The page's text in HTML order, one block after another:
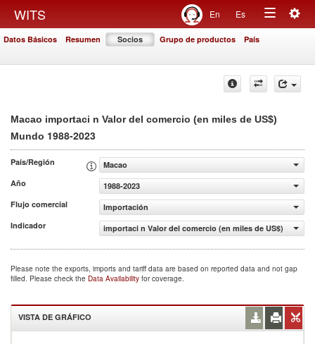
WITS En Es
Toggle
Datos Básicos Resumen Socios Grupo de productos País
Macao importaci n Valor del comercio (en miles de US$)
Mundo 1988-2023
País/Región
Macao
Año
1988-2023
Flujo comercial
Importación
Indicador
importaci n Valor del comercio (en miles de US$)
Please note the exports, imports and tariff data are based on reported data and not gap
filled. Please check the Data Availability for coverage.
VISTA DE GRÁFICO